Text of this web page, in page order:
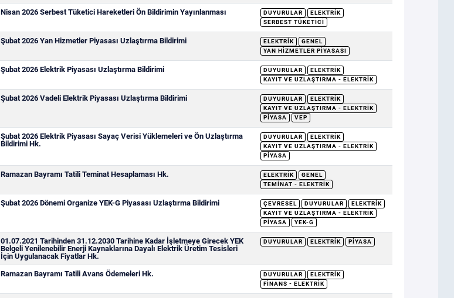
Nisan 2026 Serbest Tüketici Hareketleri Ön Bildirimin Yayınlanması DUYURULAR
ELEKTRIK
SERBEST TÜKETICI
Şubat 2026 Yan Hizmetler Piyasası Uzlaştırma Bildirimi ELEKTRIK
GENEL
YAN HIZMETLER PIYASASI
Şubat 2026 Elektrik Piyasası Uzlaştırma Bildirimi DUYURULAR
ELEKTRIK
KAYIT VE UZLAŞTIRMA - ELEKTRIK
Şubat 2026 Vadeli Elektrik Piyasası Uzlaştırma Bildirimi DUYURULAR
ELEKTRIK
KAYIT VE UZLAŞTIRMA - ELEKTRIK
PIYASA
VEP
Şubat 2026 Elektrik Piyasası Sayaç Verisi Yüklemeleri ve Ön Uzlaştırma
Bildirimi Hk.
DUYURULAR
ELEKTRIK
KAYIT VE UZLAŞTIRMA - ELEKTRIK
PIYASA
Ramazan Bayramı Tatili Teminat Hesaplaması Hk. ELEKTRIK
GENEL
TEMINAT - ELEKTRIK
Şubat 2026 Dönemi Organize YEK-G Piyasası Uzlaştırma Bildirimi ÇEVRESEL DUYURULAR
ELEKTRIK
KAYIT VE UZLAŞTIRMA - ELEKTRIK
PIYASA
YEK-G
01.07.2021 Tarihinden 31.12.2030 Tarihine Kadar İşletmeye Girecek YEK
Belgeli Yenilenebilir Enerji Kaynaklarına Dayalı Elektrik Üretim Tesisleri
İçin Uygulanacak Fiyatlar Hk.
DUYURULAR ELEKTRIK PIYASA
Ramazan Bayramı Tatili Avans Ödemeleri Hk. DUYURULAR
ELEKTRIK
FINANS - ELEKTRIK